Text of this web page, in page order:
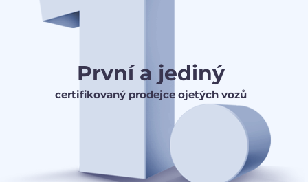
První a jediný
certifikovaný prodejce ojetých vozů